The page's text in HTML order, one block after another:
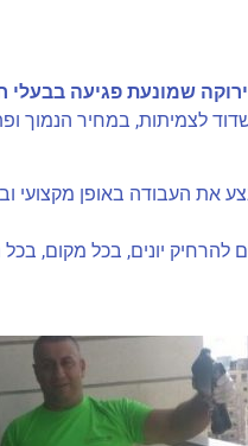
שמונעת פגיעה בבעלי
לצמיתות, במחיר הנמוך
את העבודה באופן מקצועי
להרחיק יונים, בכל מקום,